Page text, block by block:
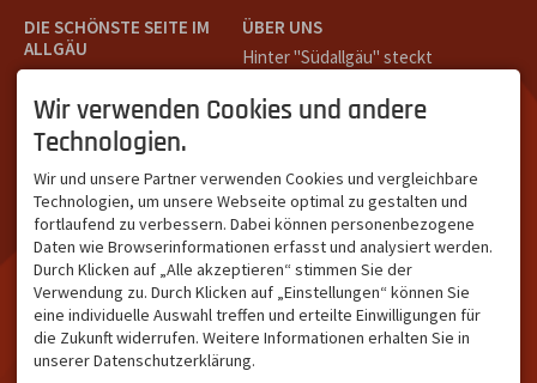
DIE SCHÖNSTE SEITE IM
ALLGÄU
Teil des Oberallgäus. Es
verbindet die Tourismus-
Destinationen Oberstdorf,
Kleinwalsertal und beliebte
Urlaubsziele wie die
Hörnerdörfer, Alpsee-
Grünten, Oberstaufen oder
Wertach im Allgäu.
ÜBER UNS
Hinter "Südallgäu" steckt
Oberstdorf.
Unser Ziel ist ein attraktives
Leistungsträger im
südlichen Oberallgäu eine
starke Plattform bietet.
NETZWERK & REICHWEITE
ca. 36.700 Abos bei
Wir verwenden Cookies und andere
Technologien.
Wir und unsere Partner verwenden Cookies und vergleichbare
Technologien, um unsere Webseite optimal zu gestalten und
fortlaufend zu verbessern. Dabei können personenbezogene
Daten wie Browserinformationen erfasst und analysiert werden.
Durch Klicken auf „Alle akzeptieren“ stimmen Sie der
Verwendung zu. Durch Klicken auf „Einstellungen“ können Sie
eine individuelle Auswahl treffen und erteilte Einwilligungen für
die Zukunft widerrufen. Weitere Informationen erhalten Sie in
unserer Datenschutzerklärung.